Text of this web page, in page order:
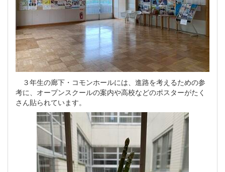
３年生の廊下・コモンホールには、進路を考えるための参
考に、オープンスクールの案内や高校などのポスターがたく
さん貼られています。